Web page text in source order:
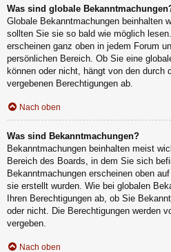
Was sind globale
Globale Bekanntmachungen beinhalten
sollten Sie sie so bald wie möglich
erscheinen ganz oben in jedem Forum
persönlichen Bereich. Ob Sie eine
können oder nicht, hängt von den durch
vergebenen Berechtigungen ab.
Nach oben
Was sind Bekanntmachungen?
Bekanntmachungen beinhalten meist
Bereich des Boards, in dem Sie sich
Bekanntmachungen erscheinen oben
sie erstellt wurden. Wie bei globalen
Ihren Berechtigungen ab, ob Sie
oder nicht. Die Berechtigungen werden
vergeben.
Nach oben